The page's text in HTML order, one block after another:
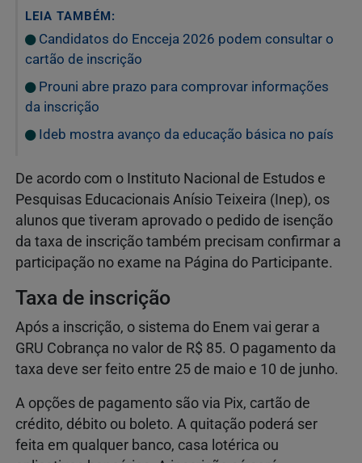
LEIA TAMBÉM:
Candidatos do Encceja 2026 podem consultar o
cartão de inscrição
Prouni abre prazo para comprovar informações
da inscrição
Ideb mostra avanço da educação básica no país
De acordo com o Instituto Nacional de Estudos e
Pesquisas Educacionais Anísio Teixeira (Inep), os
alunos que tiveram aprovado o pedido de isenção
da taxa de inscrição também precisam confirmar a
participação no exame na Página do Participante.
Taxa de inscrição
Após a inscrição, o sistema do Enem vai gerar a
GRU Cobrança no valor de R$ 85. O pagamento da
taxa deve ser feito entre 25 de maio e 10 de junho.
A opções de pagamento são via Pix, cartão de
crédito, débito ou boleto. A quitação poderá ser
feita em qualquer banco, casa lotérica ou